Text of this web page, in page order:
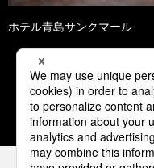
ホテル青島サンクマール
2 3